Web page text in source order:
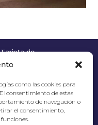
como las cookies para
consentimiento de estas
de navegación o
el consentimiento,
de